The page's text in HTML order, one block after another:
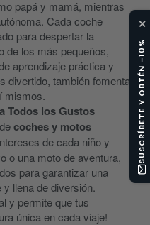
papá y mamá, mientras
Cada coche
para despertar la
de los más pequeños,
aprendizaje práctica y
divertido, también fomenta
mismos.
Todos los Gustos
coches y motos
de cada niño y
o una moto de aventura,
para garantizar una
llena de diversión.
y permite que tus
única en cada viaje!
✕
SUSCRÍBETE Y OBTÉN -10%